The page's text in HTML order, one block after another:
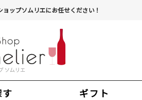
ップソムリエにお任せください！
ギフト